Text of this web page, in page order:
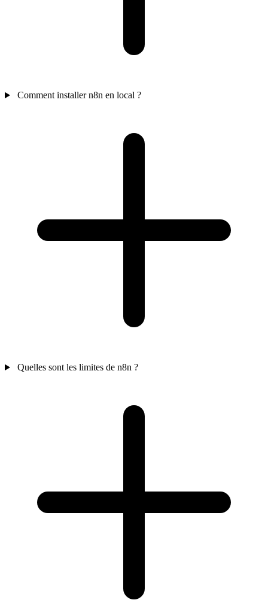
Comment installer n8n en local ?
Quelles sont les limites de n8n ?